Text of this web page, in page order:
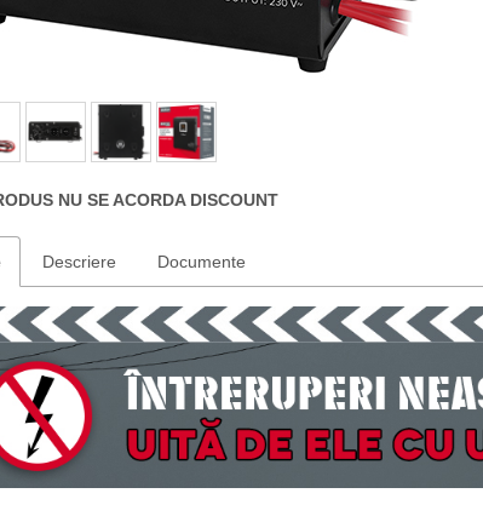
NU SE ACORDA DISCOUNT
Descriere Documente